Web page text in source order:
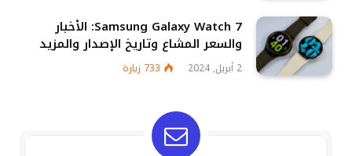
Samsung Galaxy Watch 7: الأخبار
والسعر المشاع وتاريخ الإصدار والمزيد
2 أبريل, 2024 733 زيارة